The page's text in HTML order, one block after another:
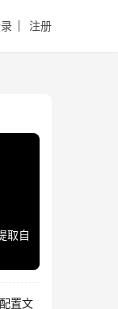
注册
取自
置文